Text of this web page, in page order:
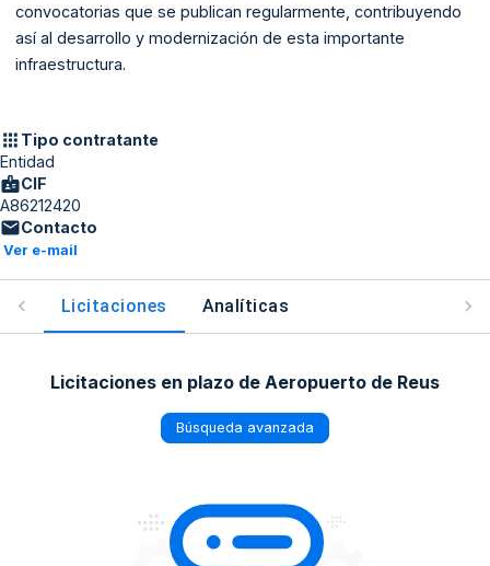
convocatorias que se publican regularmente, contribuyendo
así al desarrollo y modernización de esta importante
infraestructura.
Tipo contratante
Entidad
CIF
A86212420
Contacto
Ver e-mail
Licitaciones Analíticas
Licitaciones en plazo de Aeropuerto de Reus
Búsqueda avanzada